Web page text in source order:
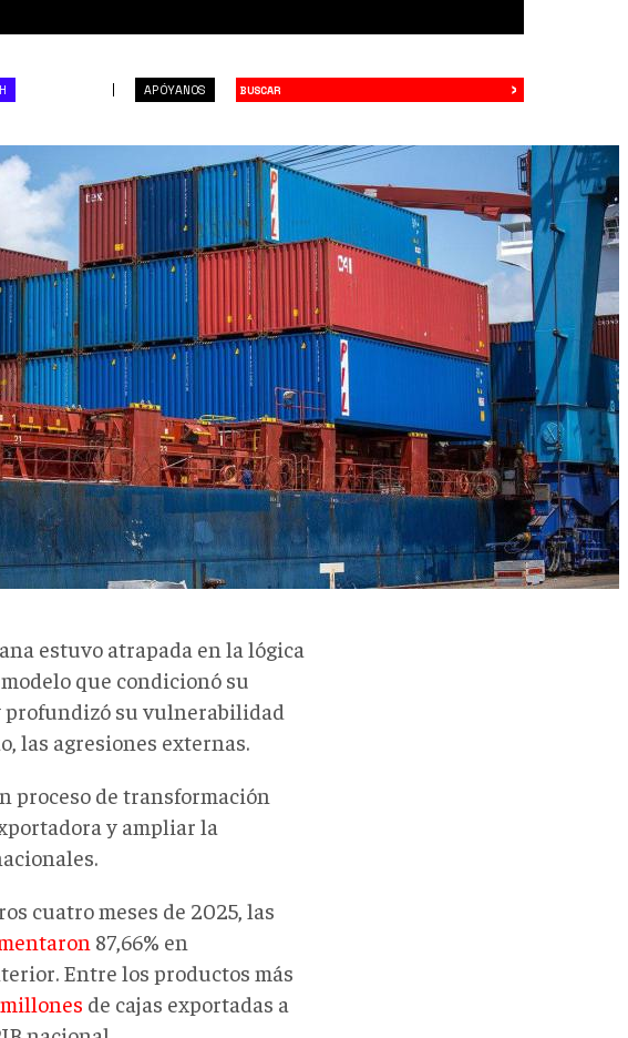
APÓYANOS ›
estuvo atrapada en la lógica
que condicionó su
su vulnerabilidad
las agresiones externas.
proceso de transformación
y ampliar la
cuatro meses de 2025, las
87,66% en
Entre los productos más
de cajas exportadas a